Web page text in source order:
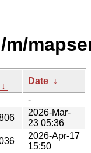
↓
Date ↓
-
2026-Mar-
23 05:36
2026-Apr-17
15:50